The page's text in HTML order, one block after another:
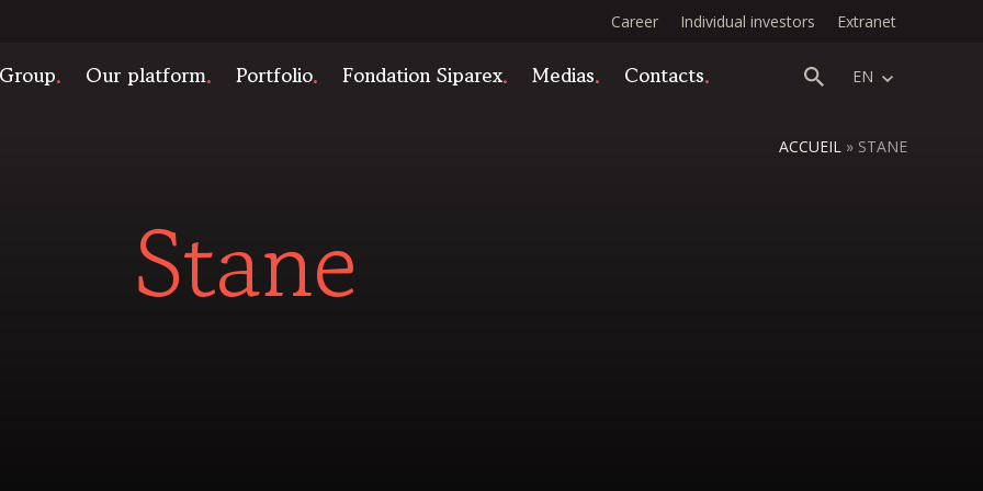
Career Individual investors Extranet
Our platform Portfolio Fondation Siparex Medias Contacts EN
ACCUEIL » STANE
Stane